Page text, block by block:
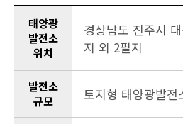
태양광
발전소
위치
경상남도 진주시
지 외 2필지
발전소
규모
토지형 태양광발전